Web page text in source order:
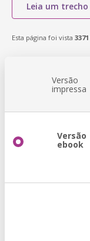
Leia um trecho
Esta página foi vista 3371
Versão
impressa
Versão
ebook